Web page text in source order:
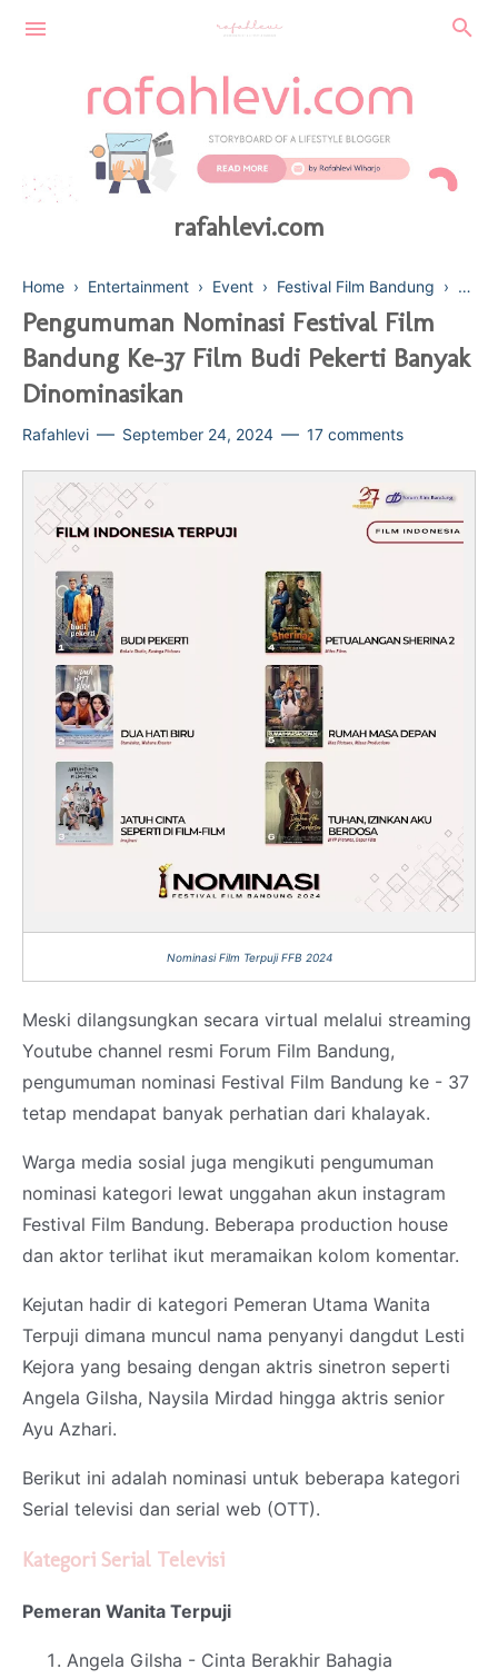
FINANCE
SUSTAINABLE
BEAUTY
rafahlevi.com
Home › Entertainment › Event › Festival Film Bandung › Film
Pengumuman Nominasi Festival Film
Bandung Ke-37 Film Budi Pekerti Banyak
Dinominasikan
Rafahlevi September 24, 2024 17 comments
Nominasi Film Terpuji FFB 2024
Meski dilangsungkan secara virtual melalui streaming
Youtube channel resmi Forum Film Bandung,
pengumuman nominasi Festival Film Bandung ke - 37
tetap mendapat banyak perhatian dari khalayak.
Warga media sosial juga mengikuti pengumuman
nominasi kategori lewat unggahan akun instagram
Festival Film Bandung. Beberapa production house
dan aktor terlihat ikut meramaikan kolom komentar.
Kejutan hadir di kategori Pemeran Utama Wanita
Terpuji dimana muncul nama penyanyi dangdut Lesti
Kejora yang besaing dengan aktris sinetron seperti
Angela Gilsha, Naysila Mirdad hingga aktris senior
Ayu Azhari.
Berikut ini adalah nominasi untuk beberapa kategori
Serial televisi dan serial web (OTT).
Kategori Serial Televisi
Pemeran Wanita Terpuji
Angela Gilsha - Cinta Berakhir Bahagia